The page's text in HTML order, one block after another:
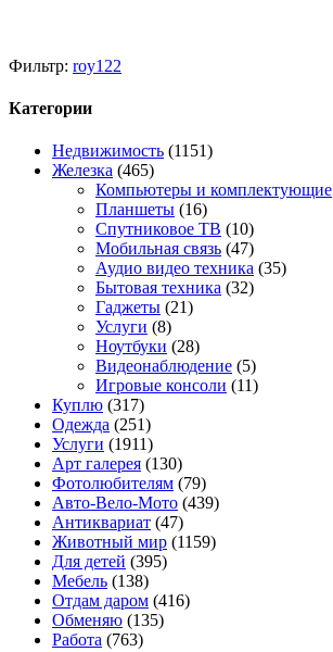
Фильтр: roy122
Категории
Недвижимость (1151)
Железка (465)
Компьютеры и комплектующие
Планшеты (16)
Спутниковое ТВ (10)
Мобильная связь (47)
Аудио видео техника (35)
Бытовая техника (32)
Гаджеты (21)
Услуги (8)
Ноутбуки (28)
Видеонаблюдение (5)
Игровые консоли (11)
Куплю (317)
Одежда (251)
Услуги (1911)
Арт галерея (130)
Фотолюбителям (79)
Авто-Вело-Мото (439)
Антиквариат (47)
Животный мир (1159)
Для детей (395)
Мебель (138)
Отдам даром (416)
Обменяю (135)
Работа (763)